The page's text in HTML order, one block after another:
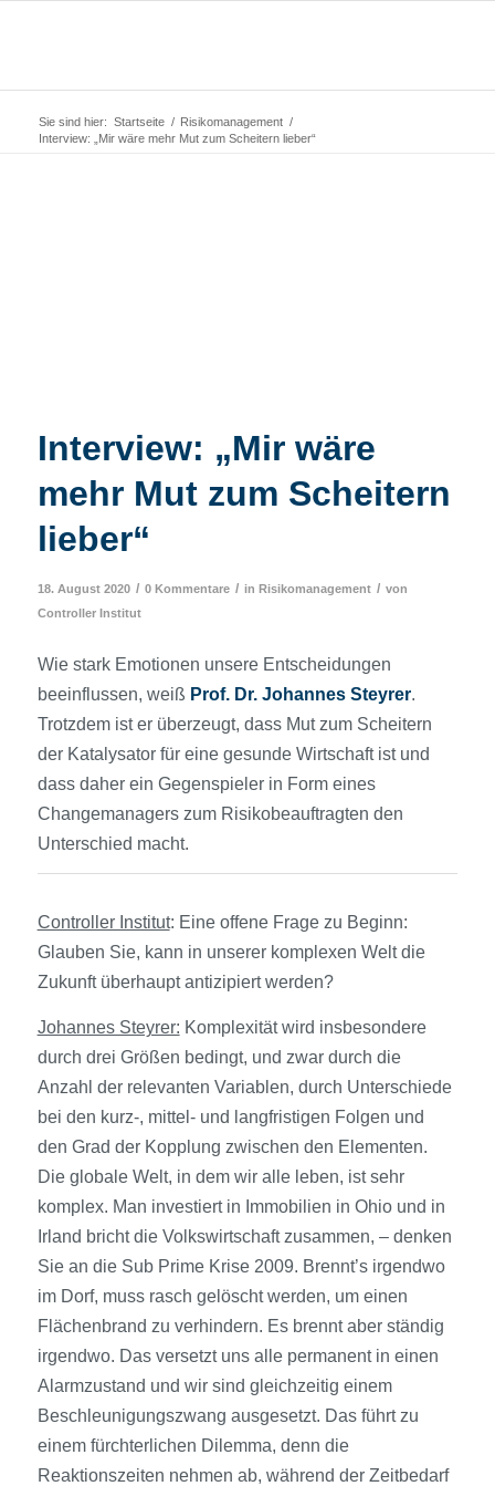
Sie sind hier: Startseite / Risikomanagement /
Interview: „Mir wäre mehr Mut zum Scheitern lieber“
Interview: „Mir wäre
mehr Mut zum Scheitern
lieber“
18. August 2020 / 0 Kommentare / in Risikomanagement / von
Controller Institut
Wie stark Emotionen unsere Entscheidungen
beeinflussen, weiß Prof. Dr. Johannes Steyrer.
Trotzdem ist er überzeugt, dass Mut zum Scheitern
der Katalysator für eine gesunde Wirtschaft ist und
dass daher ein Gegenspieler in Form eines
Changemanagers zum Risikobeauftragten den
Unterschied macht.
Controller Institut: Eine offene Frage zu Beginn:
Glauben Sie, kann in unserer komplexen Welt die
Zukunft überhaupt antizipiert werden?
Johannes Steyrer: Komplexität wird insbesondere
durch drei Größen bedingt, und zwar durch die
Anzahl der relevanten Variablen, durch Unterschiede
bei den kurz-, mittel- und langfristigen Folgen und
den Grad der Kopplung zwischen den Elementen.
Die globale Welt, in dem wir alle leben, ist sehr
komplex. Man investiert in Immobilien in Ohio und in
Irland bricht die Volkswirtschaft zusammen, – denken
Sie an die Sub Prime Krise 2009. Brennt’s irgendwo
im Dorf, muss rasch gelöscht werden, um einen
Flächenbrand zu verhindern. Es brennt aber ständig
irgendwo. Das versetzt uns alle permanent in einen
Alarmzustand und wir sind gleichzeitig einem
Beschleunigungszwang ausgesetzt. Das führt zu
einem fürchterlichen Dilemma, denn die
Reaktionszeiten nehmen ab, während der Zeitbedarf